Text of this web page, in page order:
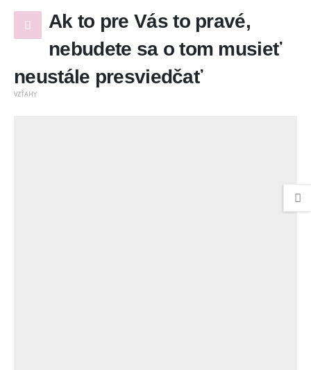
Ak to pre Vás to pravé,
nebudete sa o tom musieť
neustále presviedčať
VZŤAHY